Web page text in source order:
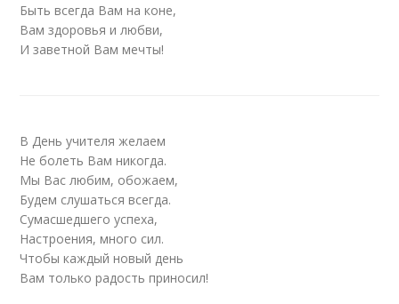
Быть всегда Вам на коне,
Вам здоровья и любви,
И заветной Вам мечты!
В День учителя желаем
Не болеть Вам никогда.
Мы Вас любим, обожаем,
Будем слушаться всегда.
Сумасшедшего успеха,
Настроения, много сил.
Чтобы каждый новый день
Вам только радость приносил!